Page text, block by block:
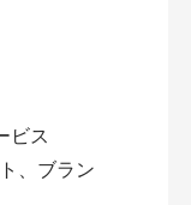
ビス
、ブラン